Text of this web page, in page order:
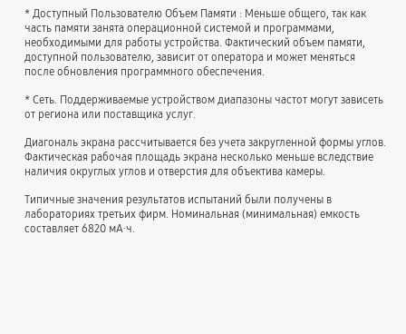
* Доступный Пользователю Объем Памяти : Меньше общего, так как
часть памяти занята операционной системой и программами,
необходимыми для работы устройства. Фактический объем памяти,
доступной пользователю, зависит от оператора и может меняться
после обновления программного обеспечения.
* Сеть. Поддерживаемые устройством диапазоны частот могут зависеть
от региона или поставщика услуг.
Диагональ экрана рассчитывается без учета закругленной формы углов.
Фактическая рабочая площадь экрана несколько меньше вследствие
наличия округлых углов и отверстия для объектива камеры.
Типичные значения результатов испытаний были получены в
лабораториях третьих фирм. Номинальная (минимальная) емкость
составляет 6820 мА∙ч.